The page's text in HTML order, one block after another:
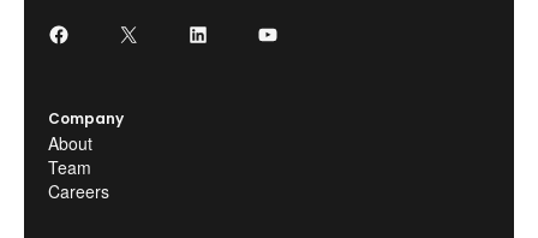
Company
About
Team
Careers